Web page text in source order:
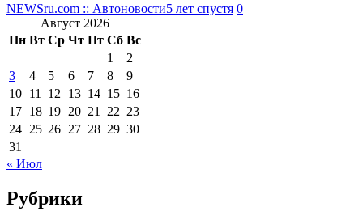
NEWSru.com :: Автоновости5 лет спустя 0
Август 2026
Пн Вт Ср Чт Пт Сб Вс
1
2
3
4 5 6 7 8
9
10 11 12 13 14 15 16
17 18 19 20 21 22 23
24 25 26 27 28 29 30
31
« Июл
Рубрики